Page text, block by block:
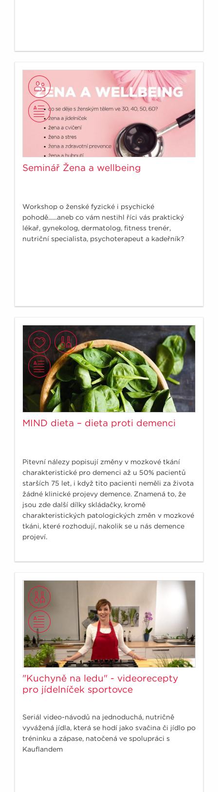
Seminář Žena a wellbeing
Workshop o ženské fyzické i psychické
pohodě......aneb co vám nestihl říci vás praktický
lékař, gynekolog, dermatolog, fitness trenér,
nutriční specialista, psychoterapeut a kadeřník?
MIND dieta – dieta proti demenci
Pitevní nálezy popisují změny v mozkové tkání
charakteristické pro demenci až u 50% pacientů
starších 75 let, i když tito pacienti neměli za života
žádné klinické projevy demence. Znamená to, že
jsou zde další dílky skládačky, kromě
charakteristických patologických změn v mozkové
tkáni, které rozhodují, nakolik se u nás demence
projeví.
"Kuchyně na ledu" - videorecepty
pro jídelníček sportovce
Seriál video-návodů na jednoduchá, nutričně
vyvážená jídla, která se hodí jako svačina či jídlo po
tréninku a zápase, natočená ve spolupráci s
Kauflandem